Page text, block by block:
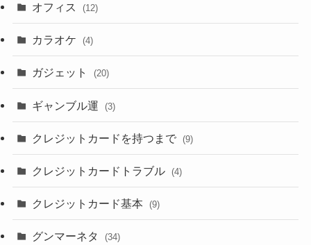
オフィス (12)
カラオケ (4)
ガジェット (20)
ギャンブル運 (3)
クレジットカードを持つまで (9)
クレジットカードトラブル (4)
クレジットカード基本 (9)
グンマーネタ (34)